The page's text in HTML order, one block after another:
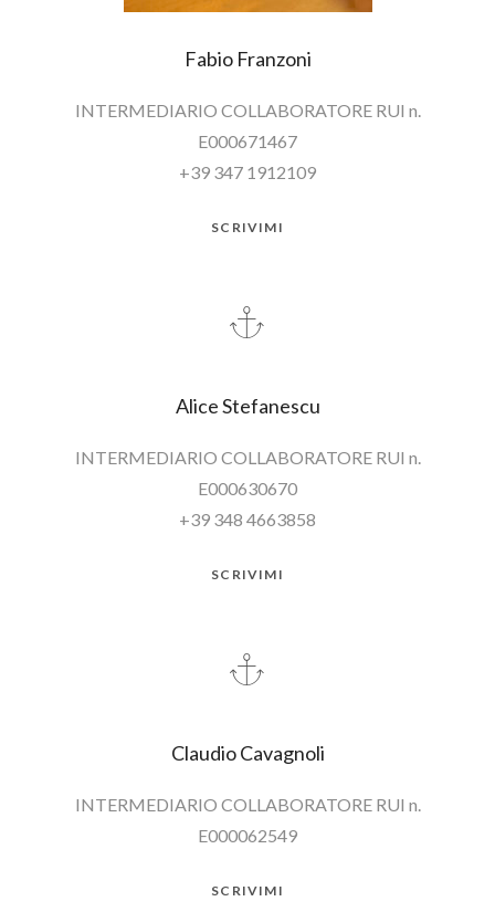
Fabio Franzoni
INTERMEDIARIO COLLABORATORE RUI n.
E000671467
+39 347 1912109
SCRIVIMI
Alice Stefanescu
INTERMEDIARIO COLLABORATORE RUI n.
E000630670
+39 348 4663858
SCRIVIMI
Claudio Cavagnoli
INTERMEDIARIO COLLABORATORE RUI n.
E000062549
SCRIVIMI